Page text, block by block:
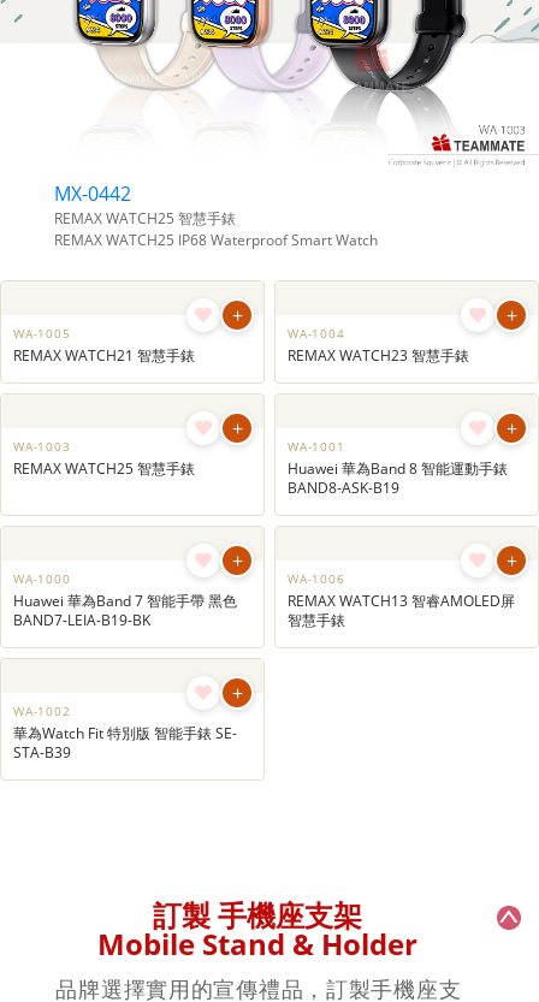
REMAX WATCH25 智慧手錶
REMAX WATCH25 IP68 Waterproof Smart Watch
WA-1005
REMAX WATCH21 智慧手錶
WA-1004
REMAX WATCH23 智慧手錶
+
WA-1003
REMAX WATCH25 智慧手錶
+
WA-1001
Huawei 華為Band 8 智能運動手錶
+
WA-1000
Huawei 華為Band 7 智能手帶 黑色
華為Watch Fit 特別版 智能手錶 SE-